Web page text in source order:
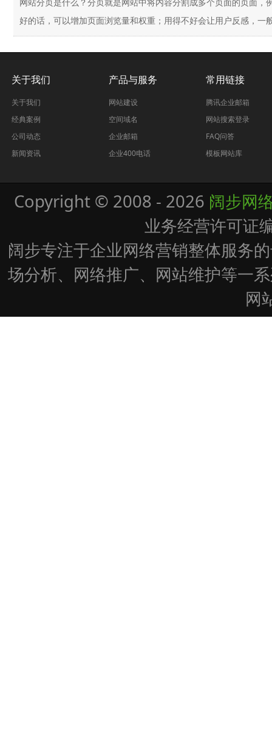
好的话，可以增加页面浏览量和权重；用得不好会让用户反感，一
关于我们
关于我们
经典案例
公司动态
新闻资讯
产品与服务
网站建设
空间域名
企业邮箱
企业400电话
常用链接
腾讯企业邮箱
网站搜索登录
FAQ问答
模板网站库
Copyright © 2008 - 2026 阔步网
业务经营许可证
阔步专注于企业网络营销整体服务
场分析、网络推广、网站维护等一
网